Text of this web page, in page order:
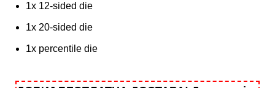
1x 12-sided die
1x 20-sided die
1x percentile die